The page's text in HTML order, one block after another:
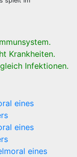
Krankheiten.
Infektionen.
eines
eines
eines